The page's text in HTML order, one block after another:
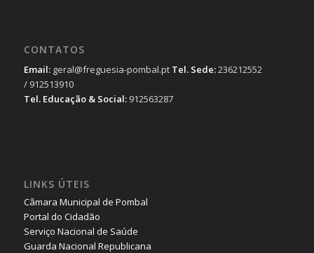
CONTATOS
Email:geral@freguesia-pombal.pt Tel. Sede:236212552
/ 912513910
Tel. Educação & Social: 912563287
LINKS ÚTEIS
Câmara Municipal de Pombal
Portal do Cidadão
Serviço Nacional de Saúde
Guarda Nacional Republicana